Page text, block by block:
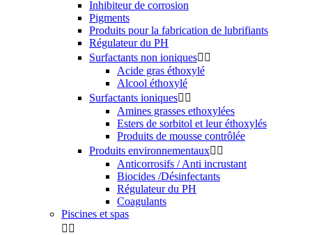
Inhibiteur de corrosion
Pigments
Produits pour la fabrication de lubrifiants
Régulateur du PH
Surfactants non ioniques 
Acide gras éthoxylé
Alcool éthoxylé
Surfactants ioniques 
Amines grasses ethoxylées
Esters de sorbitol et leur éthoxylés
Produits de mousse contrôlée
Produits environnementaux 
Anticorrosifs / Anti incrustant
Biocides /Désinfectants
Régulateur du PH
Coagulants
Piscines et spas
 